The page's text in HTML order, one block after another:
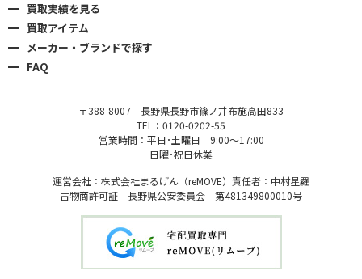
買取実績を見る
買取アイテム
メーカー・ブランドで探す
FAQ
〒388-8007 長野県長野市篠ノ井布施高田833
TEL：0120-0202-55
営業時間：平日･土曜日 9:00〜17:00
日曜･祝日休業
運営会社：株式会社まるげん（reMOVE）責任者：中村星羅
古物商許可証 長野県公安委員会 第481349800010号